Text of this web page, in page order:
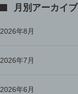
月別アーカイブ
2026年8月
2026年7月
2026年6月